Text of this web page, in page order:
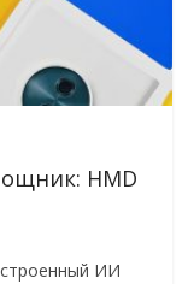
HMD
ИИ